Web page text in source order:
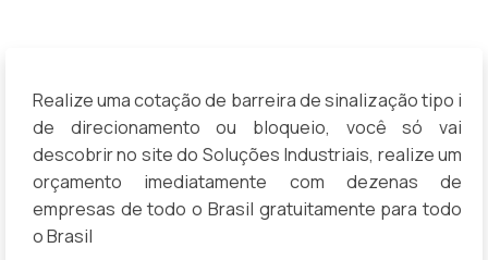
Realize uma cotação de barreira de sinalização tipo i
de direcionamento ou bloqueio, você só vai
descobrir no site do Soluções Industriais, realize um
orçamento imediatamente com dezenas de
empresas de todo o Brasil gratuitamente para todo
o Brasil